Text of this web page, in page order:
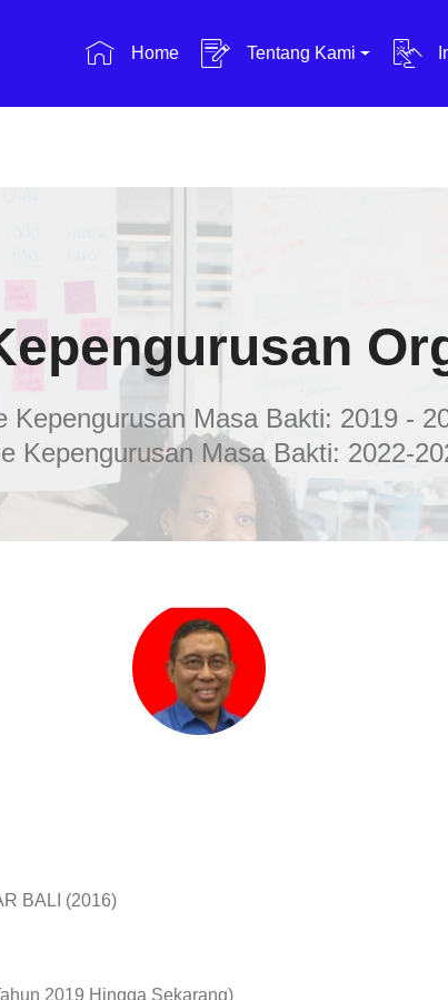
Home Tentang Kami
Kepengurusan Masa Bakti: 2019 -
Kepengurusan Masa Bakti: 2022-
BALI (2016)
2019 Hingga Sekarang)